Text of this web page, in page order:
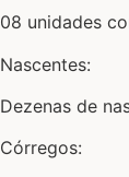
08 unidades
Nascentes:
Dezenas de
Córregos: